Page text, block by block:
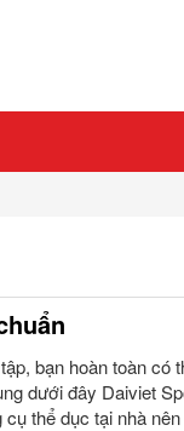
bạn hoàn toàn
dưới đây Daiviet
thể dục tại nhà nên